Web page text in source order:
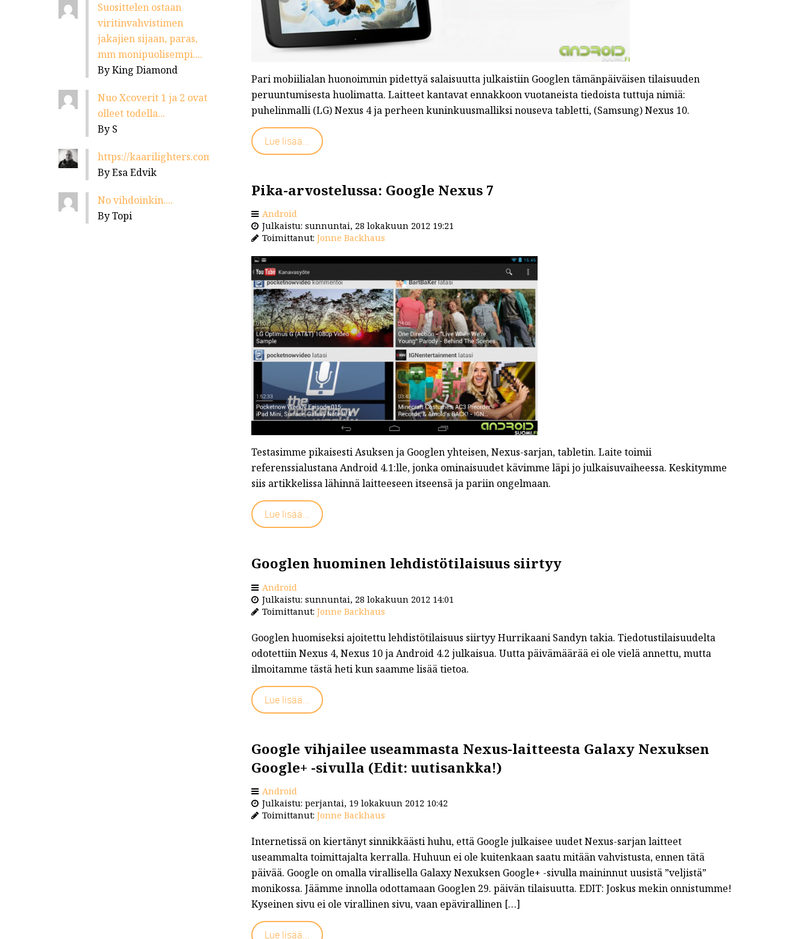
Pari mobiilialan huonoimmin pidettyä salaisuutta julkaistiin Googlen tämänpäiväisen tilaisuuden
peruuntumisesta huolimatta. Laitteet kantavat ennakkoon vuotaneista tiedoista tuttuja nimiä:
puhelinmalli (LG) Nexus 4 ja perheen kuninkuusmalliksi nouseva tabletti, (Samsung) Nexus 10.
Lue lisää...
Pika-arvostelussa: Google Nexus 7
Android
Julkaistu: sunnuntai, 28 lokakuun 2012 19:21
Toimittanut: Jonne Backhaus
Testasimme pikaisesti Asuksen ja Googlen yhteisen, Nexus-sarjan, tabletin. Laite toimii
referenssialustana Android 4.1:lle, jonka ominaisuudet kävimme läpi jo julkaisuvaiheessa. Keskitymme
siis artikkelissa lähinnä laitteeseen itseensä ja pariin ongelmaan.
Lue lisää...
Googlen huominen lehdistötilaisuus siirtyy
Android
Julkaistu: sunnuntai, 28 lokakuun 2012 14:01
Toimittanut: Jonne Backhaus
Googlen huomiseksi ajoitettu lehdistötilaisuus siirtyy Hurrikaani Sandyn takia. Tiedotustilaisuudelta
odotettiin Nexus 4, Nexus 10 ja Android 4.2 julkaisua. Uutta päivämäärää ei ole vielä annettu, mutta
ilmoitamme tästä heti kun saamme lisää tietoa.
Lue lisää...
Google vihjailee useammasta Nexus-laitteesta Galaxy Nexuksen
Google+ -sivulla (Edit: uutisankka!)
Android
Julkaistu: perjantai, 19 lokakuun 2012 10:42
Toimittanut: Jonne Backhaus
Internetissä on kiertänyt sinnikkäästi huhu, että Google julkaisee uudet Nexus-sarjan laitteet
useammalta toimittajalta kerralla. Huhuun ei ole kuitenkaan saatu mitään vahvistusta, ennen tätä
päivää. Google on omalla virallisella Galaxy Nexuksen Google+ -sivulla maininnut uusistä ”veljistä”
monikossa. Jäämme innolla odottamaan Googlen 29. päivän tilaisuutta. EDIT: Joskus mekin onnistumme!
Kyseinen sivu ei ole virallinen sivu, vaan epävirallinen […]
Lue lisää...
Suosittelen ostaan
viritinvahvistimen
jakajien sijaan, paras,
mm monipuolisempi....
By King Diamond
Nuo Xcoverit 1 ja 2 ovat
olleet todella...
By S
https://kaarilighters.com/jalleenmyyjat/...
By Esa Edvik
No vihdoinkin....
By Topi